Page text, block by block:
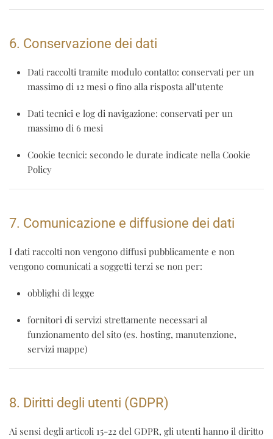
6. Conservazione dei dati
Dati raccolti tramite modulo contatto: conservati per un
massimo di 12 mesi o fino alla risposta all’utente
Dati tecnici e log di navigazione: conservati per un
massimo di 6 mesi
Cookie tecnici: secondo le durate indicate nella Cookie
Policy
7. Comunicazione e diffusione dei dati
I dati raccolti non vengono diffusi pubblicamente e non
vengono comunicati a soggetti terzi se non per:
obblighi di legge
fornitori di servizi strettamente necessari al
funzionamento del sito (es. hosting, manutenzione,
servizi mappe)
8. Diritti degli utenti (GDPR)
Ai sensi degli articoli 15-22 del GDPR, gli utenti hanno il diritto